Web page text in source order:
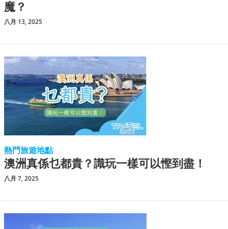
魔？
八月 13, 2025
熱門旅遊地點
澳洲真係乜都貴？識玩一樣可以慳到盡！
八月 7, 2025